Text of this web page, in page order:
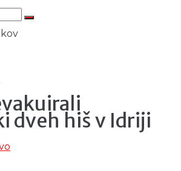
dveh hiš v Idriji